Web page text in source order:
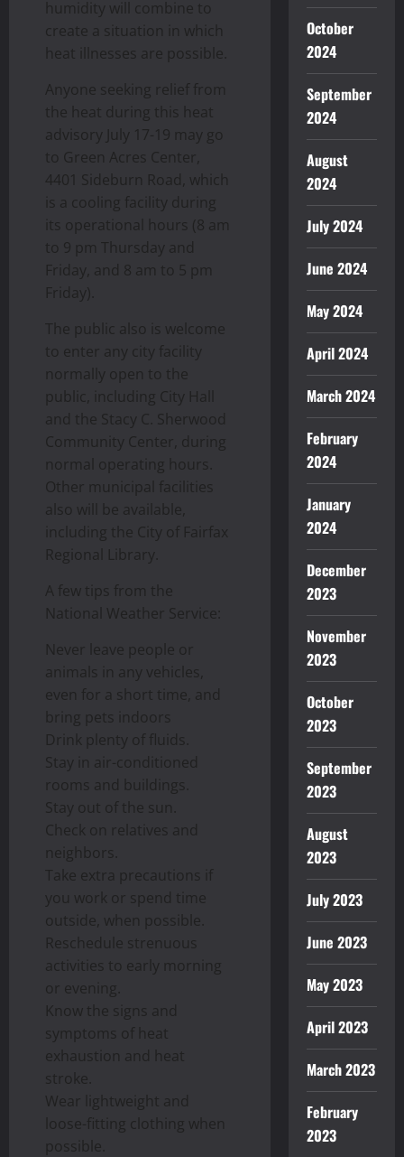
humidity will combine to
create a situation in which
heat illnesses are possible.
Anyone seeking relief from
the heat during this heat
advisory July 17-19 may go
to Green Acres Center,
4401 Sideburn Road, which
is a cooling facility during
its operational hours (8 am
to 9 pm Thursday and
Friday, and 8 am to 5 pm
Friday).
The public also is welcome
to enter any city facility
normally open to the
public, including City Hall
and the Stacy C. Sherwood
Community Center, during
normal operating hours.
Other municipal facilities
also will be available,
including the City of Fairfax
Regional Library.
A few tips from the
National Weather Service:
Never leave people or
animals in any vehicles,
even for a short time, and
bring pets indoors
Drink plenty of fluids.
Stay in air-conditioned
rooms and buildings.
Stay out of the sun.
Check on relatives and
neighbors.
Take extra precautions if
you work or spend time
outside, when possible.
Reschedule strenuous
activities to early morning
or evening.
Know the signs and
symptoms of heat
exhaustion and heat
stroke.
Wear lightweight and
loose-fitting clothing when
possible.
October
2024
September
2024
August
2024
July 2024
June 2024
May 2024
April 2024
March 2024
February
2024
January
2024
December
2023
November
2023
October
2023
September
2023
August
2023
July 2023
June 2023
May 2023
April 2023
March 2023
February
2023